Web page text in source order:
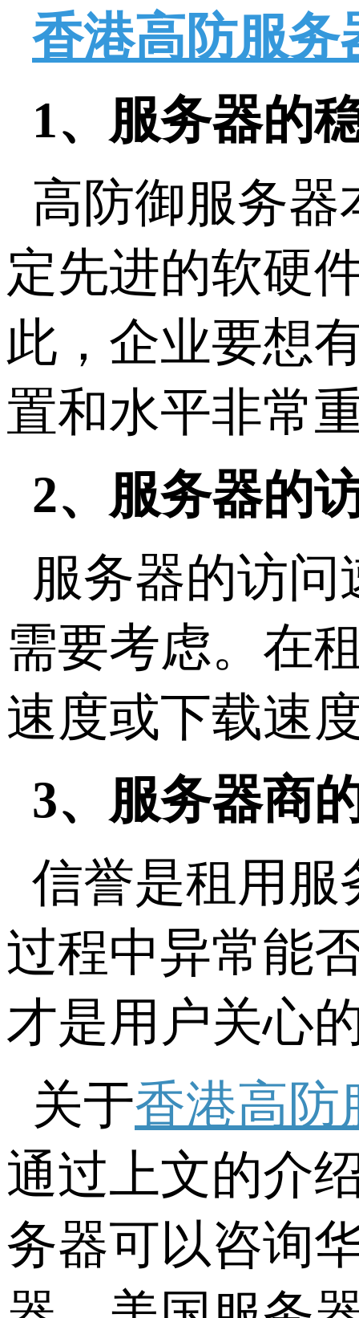
香港高防服务
1、服务器的
高防御服务
定先进的软硬
此，企业要想
置和水平非常
2、服务器的
服务器的访
需要考虑。在
速度或下载速
3、服务器商
信誉是租用服
过程中异常能
才是用户关心
关于香港高防
通过上文的介
务器可以咨询